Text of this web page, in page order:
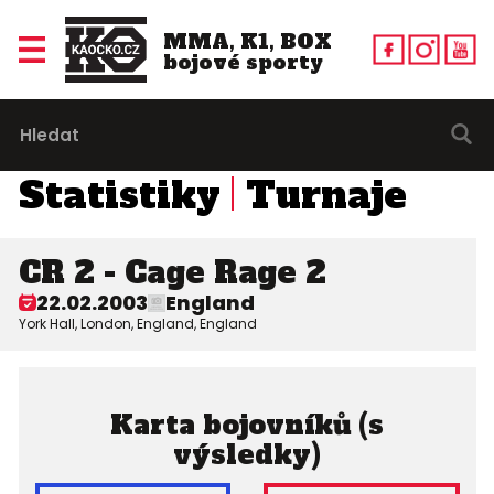
MMA, K1, BOX
bojové sporty
Statistiky Turnaje
CR 2 - Cage Rage 2
22.02.2003 England
York Hall, London, England, England
Karta bojovníků (s
výsledky)